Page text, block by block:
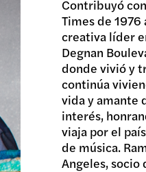
Contribuyó
Times de
creativa líder
Degnan
donde vivió y
continúa
vida y amante
interés,
viaja por el
de música.
Angeles,